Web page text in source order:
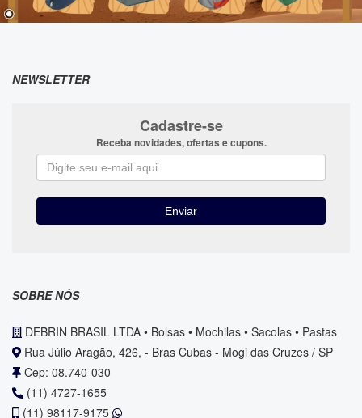
NEWSLETTER
Cadastre-se
Receba novidades, ofertas e cupons.
SOBRE NÓS
DEBRIN BRASIL LTDA • Bolsas • Mochilas • Sacolas • Pastas
Rua Júlio Aragão, 426, - Bras Cubas - Mogi das Cruzes / SP
Cep: 08.740-030
(11) 4727-1655
(11) 98117-9175